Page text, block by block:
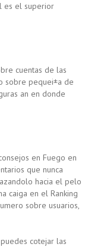
es el superior
cuentas de las
sobre pequei±a de
an en donde
en Fuego en
que nunca
hacia el pelo
caiga en el Ranking
sobre usuarios,
cotejar las